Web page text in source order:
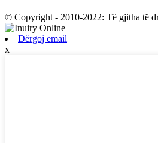
© Copyright - 2010-2022: Të gjitha të
Dërgoj email
x